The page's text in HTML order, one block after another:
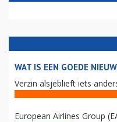
WAT IS EEN GOEDE
Verzin alsjeblieft iets
European Airlines Group